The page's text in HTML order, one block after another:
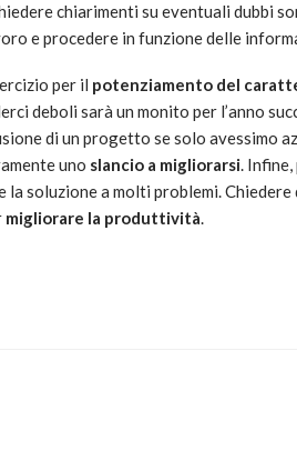
chiarimenti su eventuali dubbi
e procedere in funzione delle
per il potenziamento del
deboli sarà un monito per l’anno
di un progetto se solo avessimo
uno slancio a migliorarsi.
soluzione a molti problemi. Chiedere
migliorare la produttività.